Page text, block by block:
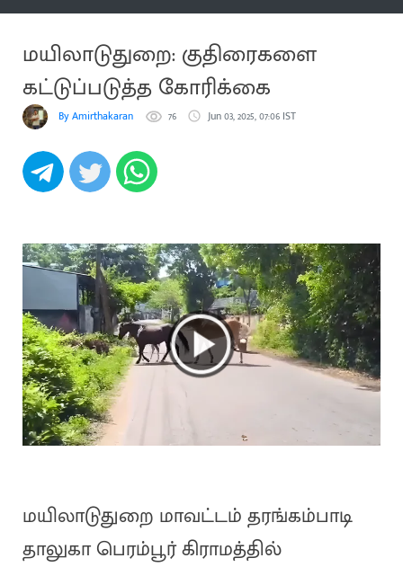
மயிலாடுதுறை: குதிரைகளை
கட்டுப்படுத்த கோரிக்கை
By Amirthakaran 76 Jun 03, 2025, 07:06 IST
மயிலாடுதுறை மாவட்டம் தரங்கம்பாடி
தாலுகா பெரம்பூர் கிராமத்தில்